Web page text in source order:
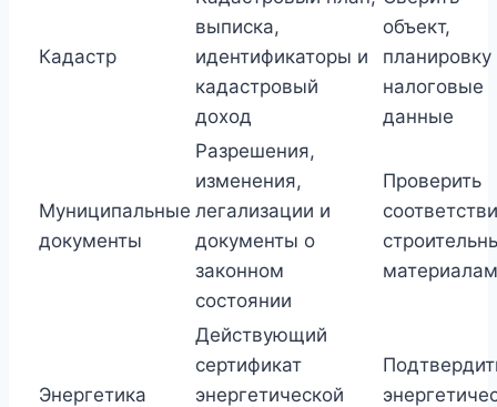
Кадастр
выписка,
идентификаторы и
кадастровый
доход
объект,
планировку
налоговые
данные
Муниципальные
документы
Разрешения,
изменения,
легализации и
документы о
законном
состоянии
Проверить
материалам
Энергетика
Действующий
сертификат
энергетической